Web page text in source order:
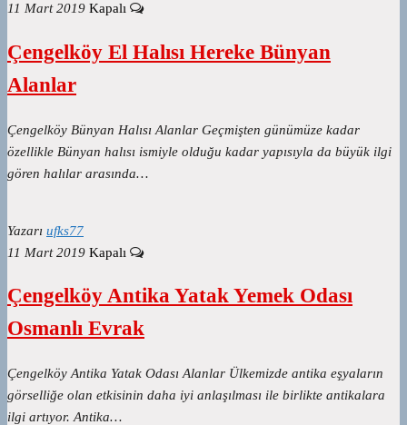
11 Mart 2019 Kapalı
Çengelköy El Halısı Hereke Bünyan
Alanlar
Çengelköy Bünyan Halısı Alanlar Geçmişten günümüze kadar
özellikle Bünyan halısı ismiyle olduğu kadar yapısıyla da büyük ilgi
gören halılar arasında…
Yazarı ufks77
11 Mart 2019 Kapalı
Çengelköy Antika Yatak Yemek Odası
Osmanlı Evrak
Çengelköy Antika Yatak Odası Alanlar Ülkemizde antika eşyaların
görselliğe olan etkisinin daha iyi anlaşılması ile birlikte antikalara
ilgi artıyor. Antika…